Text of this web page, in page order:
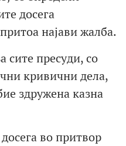
досега
најави жалба.
сите пресуди, со
кривични дела,
здружена казна
во притвор